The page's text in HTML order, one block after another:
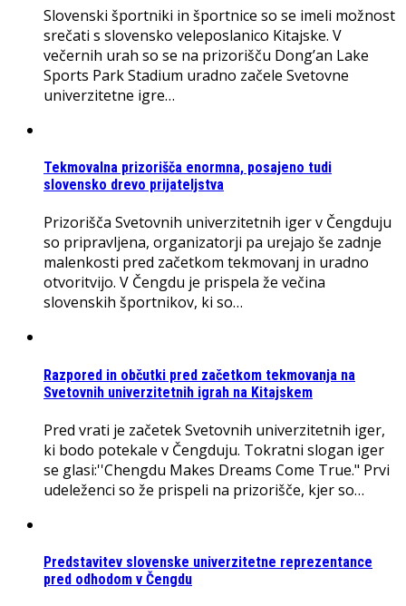
Slovenski športniki in športnice so se imeli možnost
srečati s slovensko veleposlanico Kitajske. V
večernih urah so se na prizorišču Dong’an Lake
Sports Park Stadium uradno začele Svetovne
univerzitetne igre…
Tekmovalna prizorišča enormna, posajeno tudi
slovensko drevo prijateljstva
Prizorišča Svetovnih univerzitetnih iger v Čengduju
so pripravljena, organizatorji pa urejajo še zadnje
malenkosti pred začetkom tekmovanj in uradno
otvoritvijo. V Čengdu je prispela že večina
slovenskih športnikov, ki so…
Razpored in občutki pred začetkom tekmovanja na
Svetovnih univerzitetnih igrah na Kitajskem
Pred vrati je začetek Svetovnih univerzitetnih iger,
ki bodo potekale v Čengduju. Tokratni slogan iger
se glasi:''Chengdu Makes Dreams Come True." Prvi
udeleženci so že prispeli na prizorišče, kjer so…
Predstavitev slovenske univerzitetne reprezentance
pred odhodom v Čengdu